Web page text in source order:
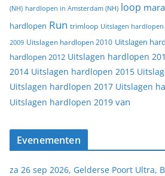
(NH) hardlopen in Amsterdam (NH) loop
hardlopen Run trimloop Uitslagen hardlopen
2009 Uitslagen hardlopen 2010 Uitslagen
hardlopen 2012 Uitslagen hardlopen
2014 Uitslagen hardlopen 2015
Uitslagen hardlopen 2017 Uitslagen
Uitslagen hardlopen 2019 van
Evenementen
za 26 sep 2026, Gelderse Poort Ultra,